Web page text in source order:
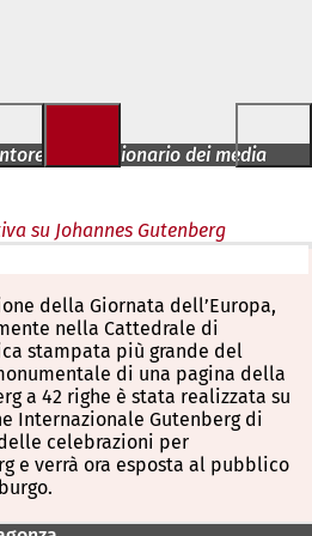
e rivoluzionario dei media
su Johannes Gutenberg
più grande del mondo nella
della Giornata dell’Europa,
nella Cattedrale di
stampata più grande del
di una pagina della
a 42 righe è stata realizzata su
Internazionale Gutenberg di
celebrazioni per
e verrà ora esposta al pubblico